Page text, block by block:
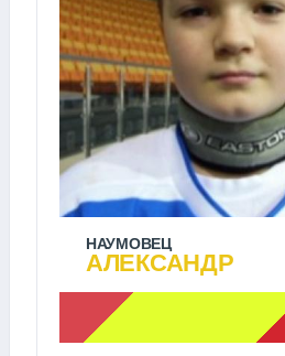
НАУМОВЕЦ
АЛЕКСАНДР